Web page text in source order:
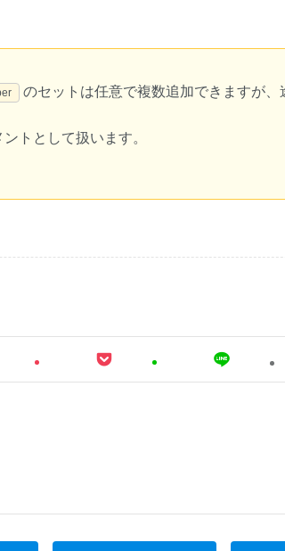
のセットは任意で複数追加できますが、
トとして扱います。